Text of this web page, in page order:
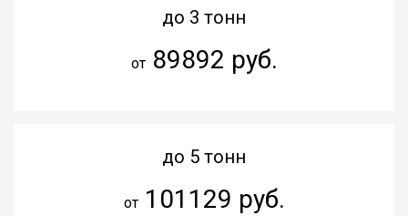
до 3 тонн
от89892 руб.
до 5 тонн
от101129 руб.